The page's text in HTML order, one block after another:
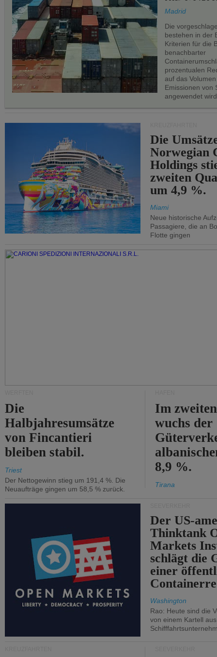
Madrid
Die
bestehen in der
Kriterien für die
benachbarter
prozentualen
auf das
Emissionen von
angewendet
Die
Norwegian
Holdings
zweiten
um 4,9 %.
Miami
Neue historische
Passagiere, die an
Flotte gingen
Die
Halbjahresumsätze
von Fincantieri
bleiben stabil.
Triest
Der Nettogewinn stieg um 191,4 %. Die
Neuaufträge gingen um 58,5 % zurück.
Im
wuchs der
8,9 %.
Tirana
Der US-
Thinktank
Markets
schlägt die
einer
Washington
Rao: Heute sind die
von einem Kartell